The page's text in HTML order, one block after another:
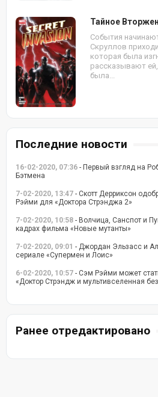
Тайное
События
Скруллов
которая была
рассказывают
была...
Последние новости
16-02-2020, 07:36 - Первый взгляд на
Бэтмена
7-02-2020, 13:47 - Скотт Дерриксон
Рэйми для «Доктора Стрэнджа 2»
7-02-2020, 10:58 - Волчица, Санспот и
кадрах фильма «Новые мутанты»
7-02-2020, 09:01 - Джордан Эльзасс и
сериале «Супермен и Лоис»
6-02-2020, 10:57 - Сэм Рэйми может
«Доктор Стрэндж и мультивселенная
Ранее отредактировано